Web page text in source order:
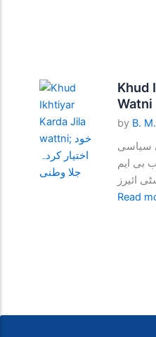
Khud
Watni
by B.
سیاسی
کتاب بی ایم
Read